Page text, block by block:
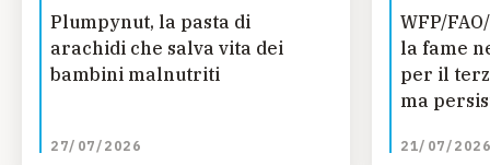
Plumpynut, la pasta di
arachidi che salva vita dei
bambini malnutriti
27/07/2026
WFP/
la fame
per il
ma
ONU
21/07/2026